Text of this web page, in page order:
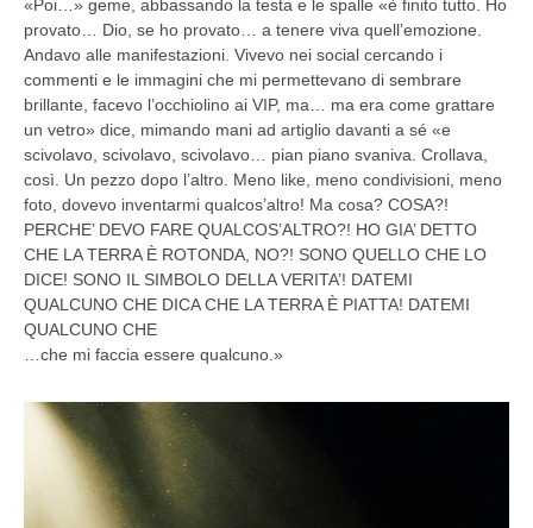
«Poi…» geme, abbassando la testa e le spalle «è finito tutto. Ho
provato… Dio, se ho provato… a tenere viva quell’emozione.
Andavo alle manifestazioni. Vivevo nei social cercando i
commenti e le immagini che mi permettevano di sembrare
brillante, facevo l’occhiolino ai VIP, ma… ma era come grattare
un vetro» dice, mimando mani ad artiglio davanti a sé «e
scivolavo, scivolavo, scivolavo… pian piano svaniva. Crollava,
così. Un pezzo dopo l’altro. Meno like, meno condivisioni, meno
foto, dovevo inventarmi qualcos’altro! Ma cosa? COSA?!
PERCHE’ DEVO FARE QUALCOS’ALTRO?! HO GIA’ DETTO
CHE LA TERRA È ROTONDA, NO?! SONO QUELLO CHE LO
DICE! SONO IL SIMBOLO DELLA VERITA’! DATEMI
QUALCUNO CHE DICA CHE LA TERRA È PIATTA! DATEMI
QUALCUNO CHE
…che mi faccia essere qualcuno.»